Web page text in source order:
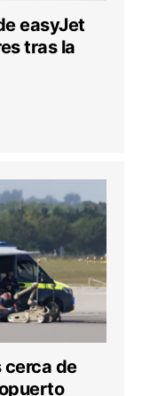
easyJet
tras la
cerca de